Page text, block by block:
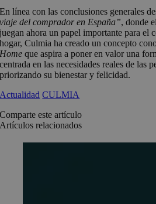
En línea con las conclusiones generales
viaje del comprador en España”, donde
juegan ahora un papel importante para el
hogar, Culmia ha creado un concepto
Home que aspira a poner en valor una
centrada en las necesidades reales de las
priorizando su bienestar y felicidad.
Actualidad CULMIA
Comparte este artículo
Artículos relacionados